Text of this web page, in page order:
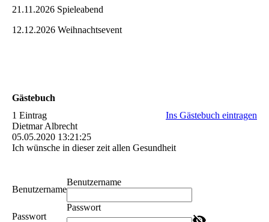
21.11.2026 Spieleabend
12.12.2026 Weihnachtsevent
Gästebuch
1 Eintrag
Ins Gästebuch eintragen
Dietmar Albrecht
05.05.2020 13:21:25
Ich wünsche in dieser zeit allen Gesundheit
Benutzername
Benutzername
Passwort
Passwort